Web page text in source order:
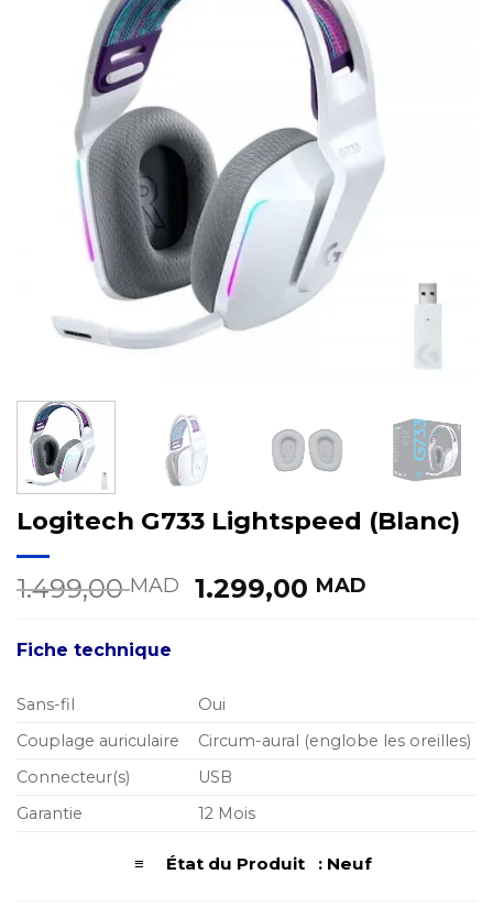
Logitech G733 Lightspeed (Blanc)
1.499,00MAD
Le
1.499,00 MAD.
1.299,00 MAD
Fiche technique
Sans-fil
Oui
Couplage auriculaire
Circum-aural (englobe les oreilles)
Connecteur(s)
USB
Garantie
12 Mois
≡ État du Produit : Neuf